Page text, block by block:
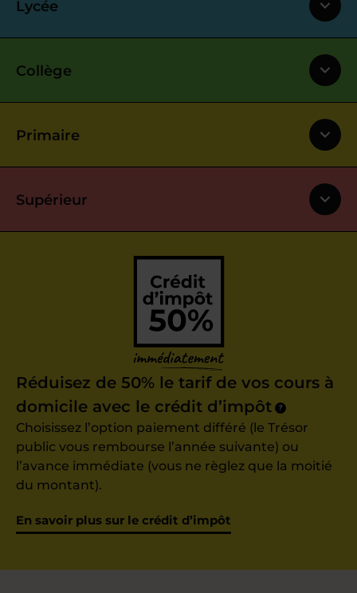
Lycée
Collège
Primaire
Supérieur
Réduisez de 50% le tarif de vos cours à
domicile avec le crédit d’impôt
?
Choisissez l’option paiement différé (le Trésor
public vous rembourse l’année suivante) ou
l’avance immédiate (vous ne règlez que la moitié
du montant).
En savoir plus sur le crédit d’impôt